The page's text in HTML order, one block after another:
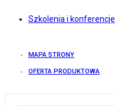
Szkolenia i konferencje
MAPA STRONY
OFERTA PRODUKTOWA